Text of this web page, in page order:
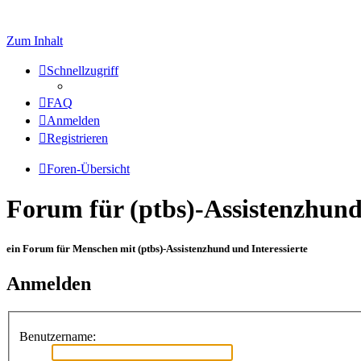
Zum Inhalt
Schnellzugriff
FAQ
Anmelden
Registrieren
Foren-Übersicht
Forum für (ptbs)-
ein Forum für Menschen mit (ptbs)-Assistenzhund und Interessierte
Anmelden
Benutzername: